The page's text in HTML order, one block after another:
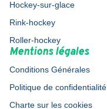
Hockey-sur-glace
Rink-hockey
Roller-hockey
Mentions légales
Conditions Générales
Politique de confidentialité
Charte sur les cookies